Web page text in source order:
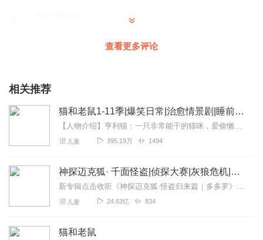
查看更多评论
相关推荐
猫和老鼠1-11季|爆笑日常|治愈情景剧|睡前故事
【人物介绍】亨利猫：一只非常能干的猫咪，爱偷懒、爱戏弄欺负小老鼠，可他内心充满爱和阳光，总会在真正的危机时刻保护杰克。杰克鼠：活泼机灵可爱的老鼠，喜欢恶作剧，反...
儿童 395.19万 1494
神探迈克狐· 千面怪盗|侦探大赛|灰狼危机|多多罗
新专辑点击收听《神探迈克狐·怪盗归来篇｜多多罗》！！！>>>点击进入主播橱窗购买《神探迈克狐》系列图书吧!<<<多多罗故事【点击前往】收听多多罗其他好玩有趣的故...
儿童 24.63亿 834
猫和老鼠